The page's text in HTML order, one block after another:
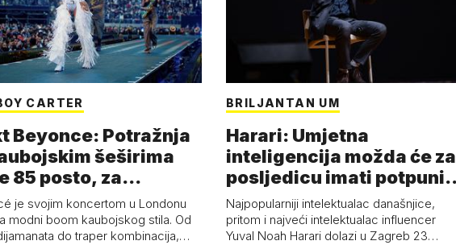
CARTER
Beyonce: Potražnja
šeširima
85 posto, za
53 p…
je svojim koncertom u Londonu
modni boom kaubojskog stila. Od
do traper kombinacija,…
BRILJANTAN UM
Harari: Umjetna
inteligencija možda će za
posljedicu imati potpuni
kolaps čovje…
Najpopularniji intelektualac današnjice,
pritom i najveći intelektualac influencer
Yuval Noah Harari dolazi u Zagreb 23…